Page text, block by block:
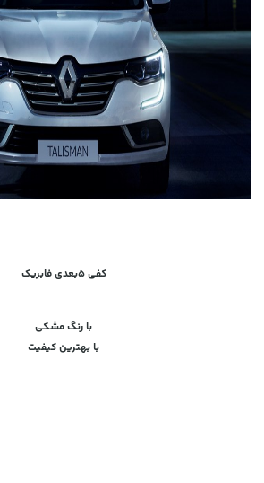
کفی ۵بعدی فابریک
با رنگ مشکی
با بهترین کیفیت